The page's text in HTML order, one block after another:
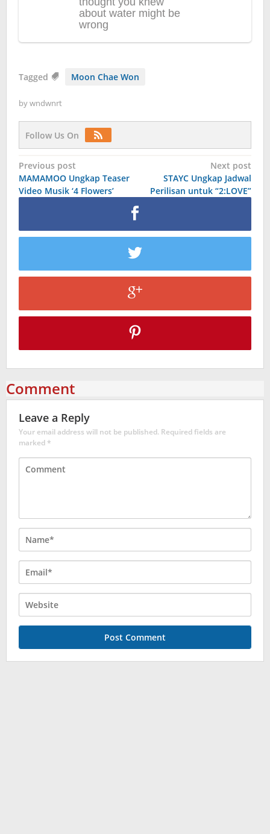
Tagged Moon Chae Won
bywndwnrt
Follow Us On
Post
navigation
Previous post
MAMAMOO Ungkap Teaser
Video Musik ‘4 Flowers’
Next post
STAYC Ungkap Jadwal
Perilisan untuk “2:LOVE”
Comment
Leave a Reply
Your email address will not be published. Required fields are
marked*